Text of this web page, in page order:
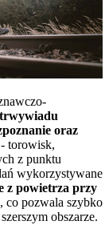
oraz
torowisk,
z punktu
wykorzystywane
z powietrza przy
, co pozwala szybko
obszarze.